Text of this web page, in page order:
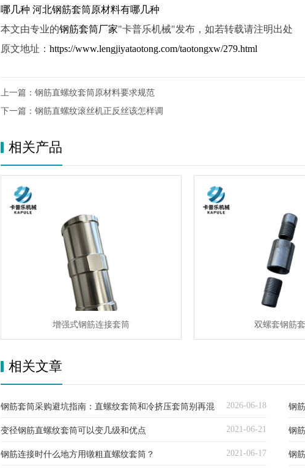
哪几种 河北钢筋套筒原材料有哪几种
本文由专业的钢筋套筒厂家"卡普乐机械"发布，如若转载请注明出处
原文地址： https://www.lengjiyataotong.com/taotongxw/279.html
上一篇： 钢筋直螺纹套筒原材料要求规范
下一篇： 钢筋直螺纹滚丝机正反丝该怎样调
相关产品
增强式钢筋连接套筒 双螺套钢筋
相关文章
2026-06-18
钢筋套筒采购避坑指南：直螺纹套筒和冷挤压套筒别再混
用了，一文讲清
钢
2021-06-21
变径钢筋直螺纹套筒可以变几级和优点 钢
2021-06-17
钢筋连接时什么地方用镦粗直螺纹套筒？ 钢